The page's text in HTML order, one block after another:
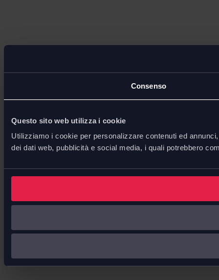
Consenso
Questo sito web utilizza i cookie
Utilizziamo i cookie per personalizzare contenuti ed
dei dati web, pubblicità e social media, i quali potrebbero